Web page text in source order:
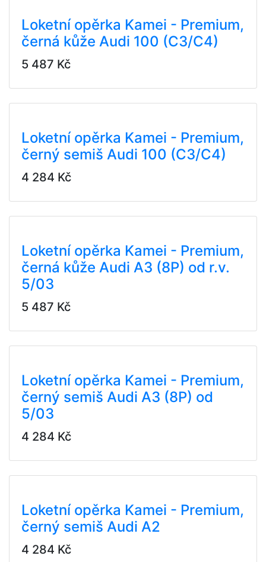
Loketní opěrka Kamei - Premium,
černá kůže Audi 100 (C3/C4)
5 487 Kč
Loketní opěrka Kamei - Premium,
černý semiš Audi 100 (C3/C4)
4 284 Kč
Loketní opěrka Kamei - Premium,
černá kůže Audi A3 (8P) od r.v.
5/03
5 487 Kč
Loketní opěrka Kamei - Premium,
černý semiš Audi A3 (8P) od
5/03
4 284 Kč
Loketní opěrka Kamei - Premium,
černý semiš Audi A2
4 284 Kč